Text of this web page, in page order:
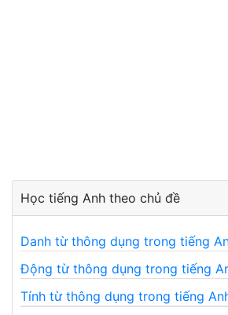
Học tiếng Anh theo chủ đề
Danh từ thông dụng trong tiếng
Động từ thông dụng trong tiếng
Tính từ thông dụng trong tiếng